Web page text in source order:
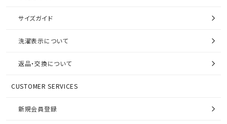
サイズガイド
洗濯表示について
返品・交換について
CUSTOMER SERVICES
新規会員登録